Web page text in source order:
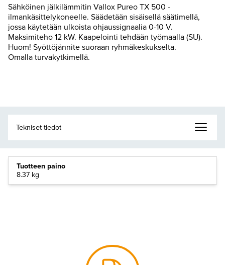
Sähköinen jälkilämmitin Vallox Pureo TX 500 -
ilmankäsittelykoneelle. Säädetään sisäisellä säätimellä,
jossa käytetään ulkoista ohjaussignaalia 0-10 V.
Maksimiteho 12 kW. Kaapelointi tehdään työmaalla (SU).
Huom! Syöttöjännite suoraan ryhmäkeskukselta.
Omalla turvakytkimellä.
Tuotteen paino
8.37 kg